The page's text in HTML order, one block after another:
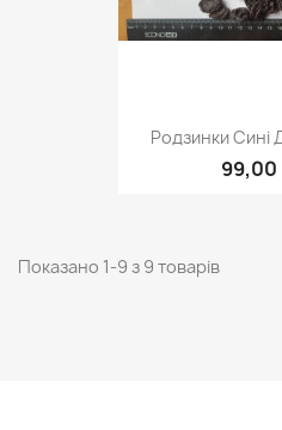
Родзинки Сині
99,00
Показано 1-9 з 9 товарів